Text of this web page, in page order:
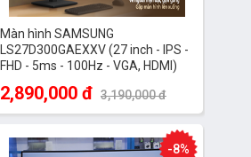
Màn hình SAMSUNG
LS27D300GAEXXV (27 inch - IPS -
FHD - 5ms - 100Hz - VGA, HDMI)
2,890,000 đ 3,190,000 đ
-8%